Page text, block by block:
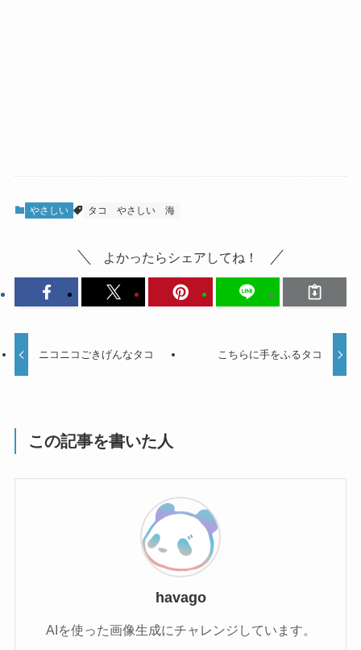
やさしい タコ やさしい 海
よかったらシェアしてね！
ニコニコごきげんなタコ こちらに手をふるタコ
この記事を書いた人
havago
AIを使った画像生成にチャレンジしています。